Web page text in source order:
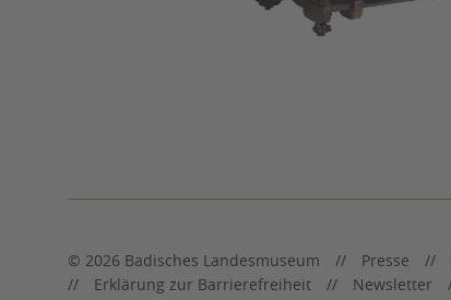
© 2026 Badisches Landesmuseum Presse
Erklärung zur Barrierefreiheit
Newsletter